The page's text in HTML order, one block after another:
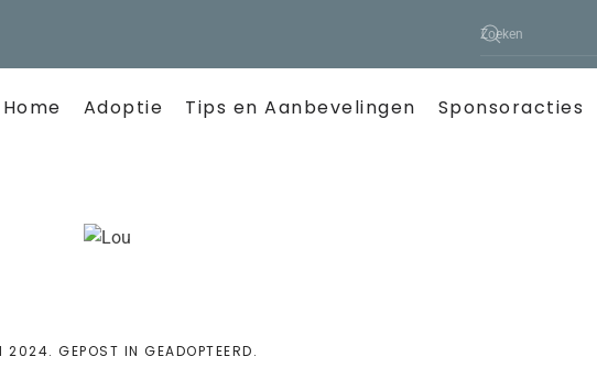
Home Adoptie Tips en Aanbevelingen Sponsoracties
2024. GEPOST IN GEADOPTEERD.